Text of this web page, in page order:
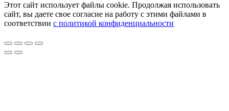
Этот сайт использует файлы cookie. Продолжая использовать
сайт, вы даете свое согласие на работу с этими файлами в
соответствии с политикой конфиденциальности